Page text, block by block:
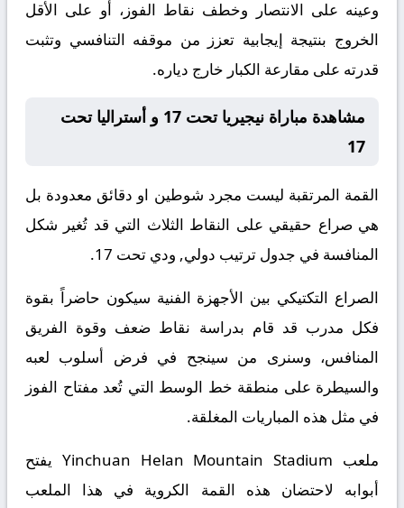
وعينه على الانتصار وخطف نقاط الفوز، أو على الأقل
الخروج بنتيجة إيجابية تعزز من موقفه التنافسي وتثبت
قدرته على مقارعة الكبار خارج دياره.
مشاهدة مباراة نيجيريا تحت 17 و أستراليا تحت
17
القمة المرتقبة ليست مجرد شوطين او دقائق معدودة بل
هي صراع حقيقي على النقاط الثلاث التي قد تُغير شكل
المنافسة في جدول ترتيب دولي, ودي تحت 17.
الصراع التكتيكي بين الأجهزة الفنية سيكون حاضراً بقوة
فكل مدرب قد قام بدراسة نقاط ضعف وقوة الفريق
المنافس، وسنرى من سينجح في فرض أسلوب لعبه
والسيطرة على منطقة خط الوسط التي تُعد مفتاح الفوز
في مثل هذه المباريات المغلقة.
ملعب Yinchuan Helan Mountain Stadium يفتح
أبوابه لاحتضان هذه القمة الكروية في هذا الملعب